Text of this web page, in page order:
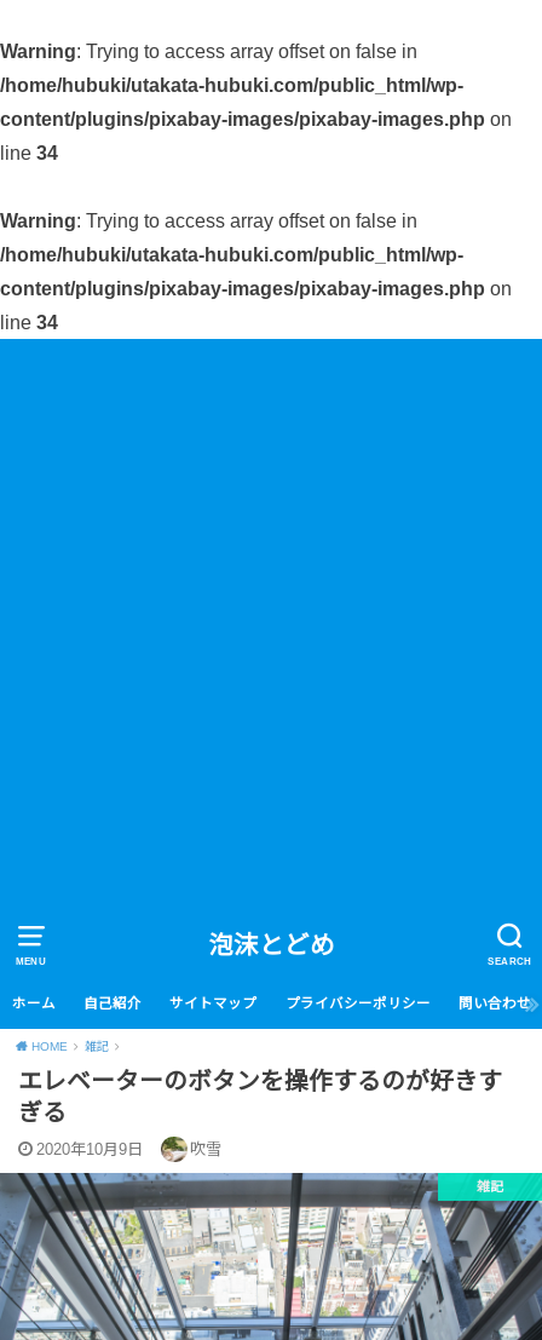
Warning: Trying to access array offset on false in
/home/hubuki/utakata-hubuki.com/public_html/wp-
content/plugins/pixabay-images/pixabay-images.php on
line 34
Warning: Trying to access array offset on false in
/home/hubuki/utakata-hubuki.com/public_html/wp-
content/plugins/pixabay-images/pixabay-images.php on
line 34
MENU SEARCH
泡沫とどめ
ホーム 自己紹介 サイトマップ プライバシーポリシー 問い合わせ
HOME 雑記
エレベーターのボタンを操作するのが好きす
ぎる
2020年10月9日 吹雪
雑記